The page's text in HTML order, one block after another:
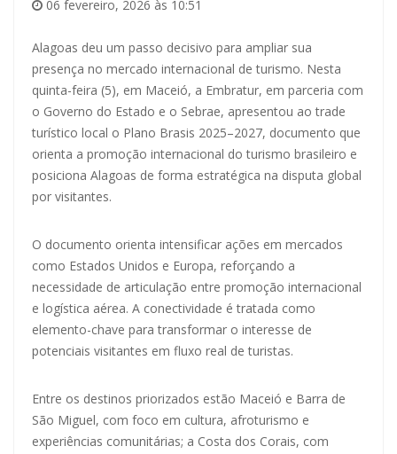
06 fevereiro, 2026 às 10:51
Alagoas deu um passo decisivo para ampliar sua
presença no mercado internacional de turismo. Nesta
quinta-feira (5), em Maceió, a Embratur, em parceria com
o Governo do Estado e o Sebrae, apresentou ao trade
turístico local o Plano Brasis 2025–2027, documento que
orienta a promoção internacional do turismo brasileiro e
posiciona Alagoas de forma estratégica na disputa global
por visitantes.
O documento orienta intensificar ações em mercados
como Estados Unidos e Europa, reforçando a
necessidade de articulação entre promoção internacional
e logística aérea. A conectividade é tratada como
elemento-chave para transformar o interesse de
potenciais visitantes em fluxo real de turistas.
Entre os destinos priorizados estão Maceió e Barra de
São Miguel, com foco em cultura, afroturismo e
experiências comunitárias; a Costa dos Corais, com